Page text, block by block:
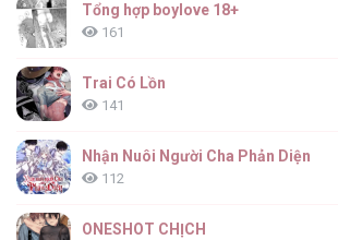
Tổng hợp boylove 18+
161
Trai Có Lồn
141
Nhận Nuôi Người Cha Phản Diện
112
ONESHOT CHỊCH